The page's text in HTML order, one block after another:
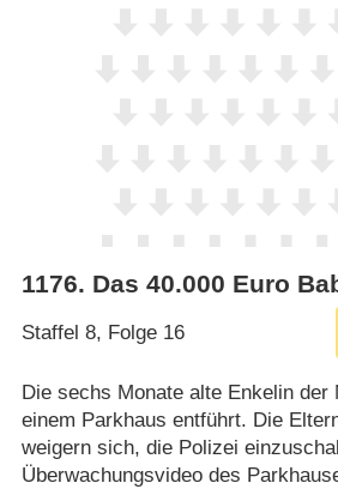
1176. Das 40.000 Euro
Staffel 8, Folge 16
Die sechs Monate alte Enkelin der
einem Parkhaus entführt. Die
weigern sich, die Polizei
Überwachungsvideo des